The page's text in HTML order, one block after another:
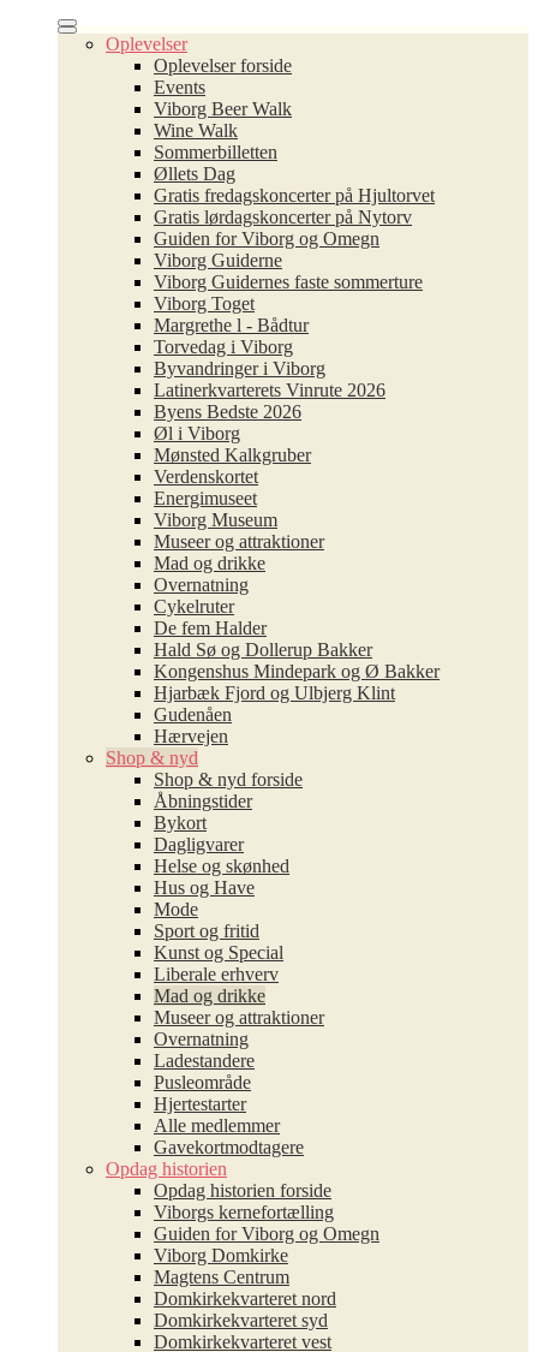
Oplevelser
Oplevelser forside
Events
Viborg Beer Walk
Wine Walk
Sommerbilletten
Øllets Dag
Gratis fredagskoncerter på Hjultorvet
Gratis lørdagskoncerter på Nytorv
Guiden for Viborg og Omegn
Viborg Guiderne
Viborg Guidernes faste sommerture
Viborg Toget
Margrethe l - Bådtur
Torvedag i Viborg
Byvandringer i Viborg
Latinerkvarterets Vinrute 2026
Byens Bedste 2026
Øl i Viborg
Mønsted Kalkgruber
Verdenskortet
Energimuseet
Viborg Museum
Museer og attraktioner
Mad og drikke
Overnatning
Cykelruter
De fem Halder
Hald Sø og Dollerup Bakker
Kongenshus Mindepark og Ø Bakker
Hjarbæk Fjord og Ulbjerg Klint
Gudenåen
Hærvejen
Shop & nyd
Shop & nyd forside
Åbningstider
Bykort
Dagligvarer
Helse og skønhed
Hus og Have
Mode
Sport og fritid
Kunst og Special
Liberale erhverv
Mad og drikke
Museer og attraktioner
Overnatning
Ladestandere
Pusleområde
Hjertestarter
Alle medlemmer
Gavekortmodtagere
Opdag historien
Opdag historien forside
Viborgs kernefortælling
Guiden for Viborg og Omegn
Viborg Domkirke
Magtens Centrum
Domkirkekvarteret nord
Domkirkekvarteret syd
Domkirkekvarteret vest